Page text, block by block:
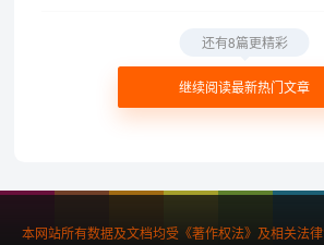
继续阅读最新热门文章
还有8篇更精彩
本网站所有数据及文档均受《著作权法》及相关法